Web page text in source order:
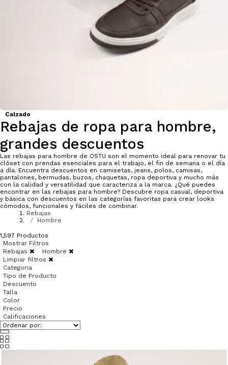
Calzado
Rebajas de ropa para hombre,
grandes descuentos
Las rebajas para hombre de OSTU son el momento ideal para renovar tu
clóset con prendas esenciales para el trabajo, el fin de semana o el día
a día. Encuentra descuentos en camisetas, jeans, polos, camisas,
pantalones, bermudas, buzos, chaquetas, ropa deportiva y mucho más
con la calidad y versatilidad que caracteriza a la marca. ¿Qué puedes
encontrar en las rebajas para hombre? Descubre ropa casual, deportiva
y básica con descuentos en las categorías favoritas para crear looks
cómodos, funcionales y fáciles de combinar.
Rebajas
Hombre
1,597 Productos
Mostrar Filtros
Rebajas
Hombre
Limpiar filtros
Categoria
Tipo de Producto
Descuento
Talla
Color
Precio
Calificaciones